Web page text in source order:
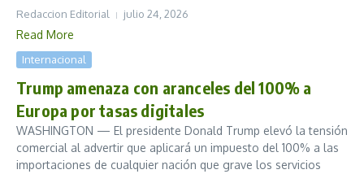
Redaccion Editorial julio 24, 2026
Read More
Internacional
Trump amenaza con aranceles del 100% a
Europa por tasas digitales
WASHINGTON — El presidente Donald Trump elevó la tensión
comercial al advertir que aplicará un impuesto del 100% a las
importaciones de cualquier nación que grave los servicios